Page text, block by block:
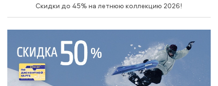
Скидки до 45% на летнюю коллекцию 2026!